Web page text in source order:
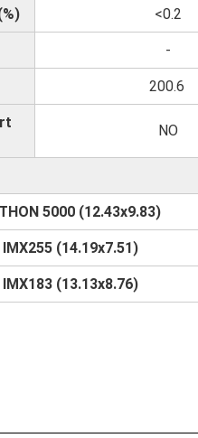
<0.2
-
200.6
NO
5000 (12.43x9.83)
IMX255 (14.19x7.51)
IMX183 (13.13x8.76)